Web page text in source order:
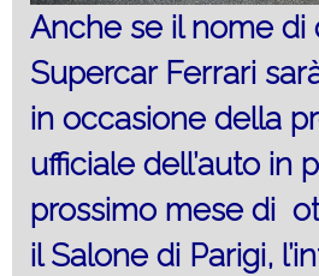
Anche se il nome di
Supercar Ferrari
in occasione della
ufficiale dell’auto in
prossimo mese di
il Salone di Parigi,